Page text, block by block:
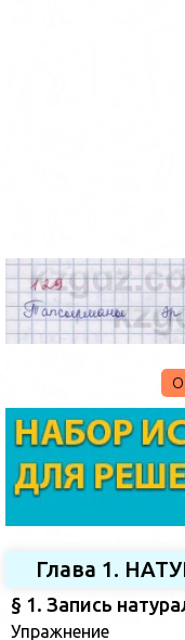
Глава 1.
§ 1. Запись
Упражнение